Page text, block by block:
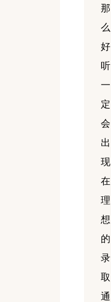
那
么
好
听
一
定
会
出
现
在
理
想
的
录
取
通